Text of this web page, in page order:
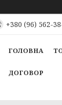
+380 (96) 562-
ГОЛОВНА
ДОГОВОР